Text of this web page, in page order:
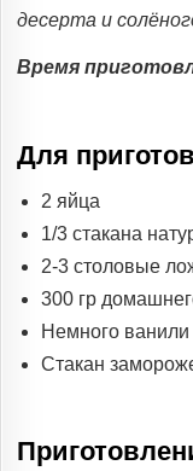
десерта и
Время
Для
2 яйца
1/3 стакана
2-3 столовые
300 гр
Немного ванили
Стакан